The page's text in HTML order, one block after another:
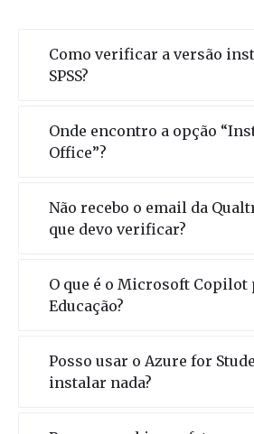
Como verificar a versão
SPSS?
Onde encontro a opção
Office”?
Não recebo o email da
que devo verificar?
O que é o Microsoft Copilot
Educação?
Posso usar o Azure for
instalar nada?